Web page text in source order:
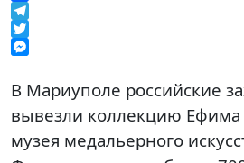
Facebook
Telegram
Twitter
В Мариуполе российские
вывезли коллекцию Ефима
музея медальерного